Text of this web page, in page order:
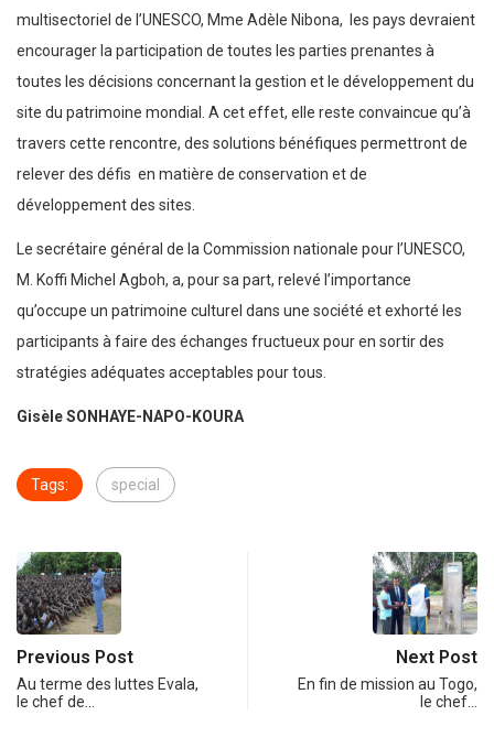
multisectoriel de l’UNESCO, Mme Adèle Nibona, les pays devraient
encourager la participation de toutes les parties prenantes à
toutes les décisions concernant la gestion et le développement du
site du patrimoine mondial. A cet effet, elle reste convaincue qu’à
travers cette rencontre, des solutions bénéfiques permettront de
relever des défis en matière de conservation et de
développement des sites.
Le secrétaire général de la Commission nationale pour l’UNESCO,
M. Koffi Michel Agboh, a, pour sa part, relevé l’importance
qu’occupe un patrimoine culturel dans une société et exhorté les
participants à faire des échanges fructueux pour en sortir des
stratégies adéquates acceptables pour tous.
Gisèle SONHAYE-NAPO-KOURA
Tags: special
Previous Post
Au terme des luttes Evala,
le chef de…
Next Post
En fin de mission au Togo,
le chef…